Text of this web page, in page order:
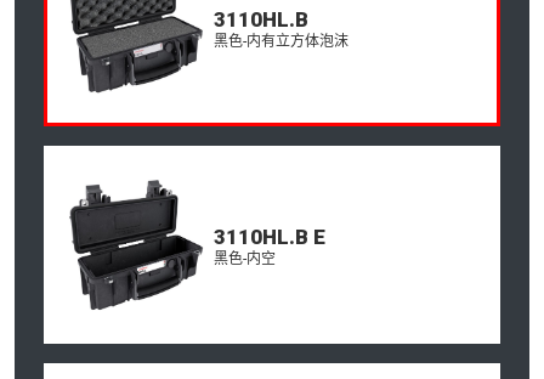
3110HL.B
黑色-内有立方体泡沫
3110HL.B E
黑色-内空